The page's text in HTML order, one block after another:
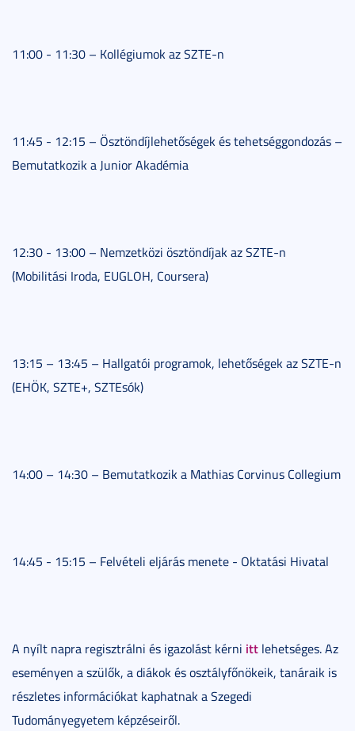
11:00 - 11:30 – Kollégiumok az SZTE-n
11:45 - 12:15 – Ösztöndíjlehetőségek és tehetséggondozás –
Bemutatkozik a Junior Akadémia
12:30 - 13:00 – Nemzetközi ösztöndíjak az SZTE-n
(Mobilitási Iroda, EUGLOH, Coursera)
13:15 – 13:45 – Hallgatói programok, lehetőségek az SZTE-n
(EHÖK, SZTE+, SZTEsók)
14:00 – 14:30 – Bemutatkozik a Mathias Corvinus Collegium
14:45 - 15:15 – Felvételi eljárás menete - Oktatási Hivatal
A nyílt napra regisztrálni és igazolást kérni itt lehetséges. Az
eseményen a szülők, a diákok és osztályfőnökeik, tanáraik is
részletes információkat kaphatnak a Szegedi
Tudományegyetem képzéseiről.